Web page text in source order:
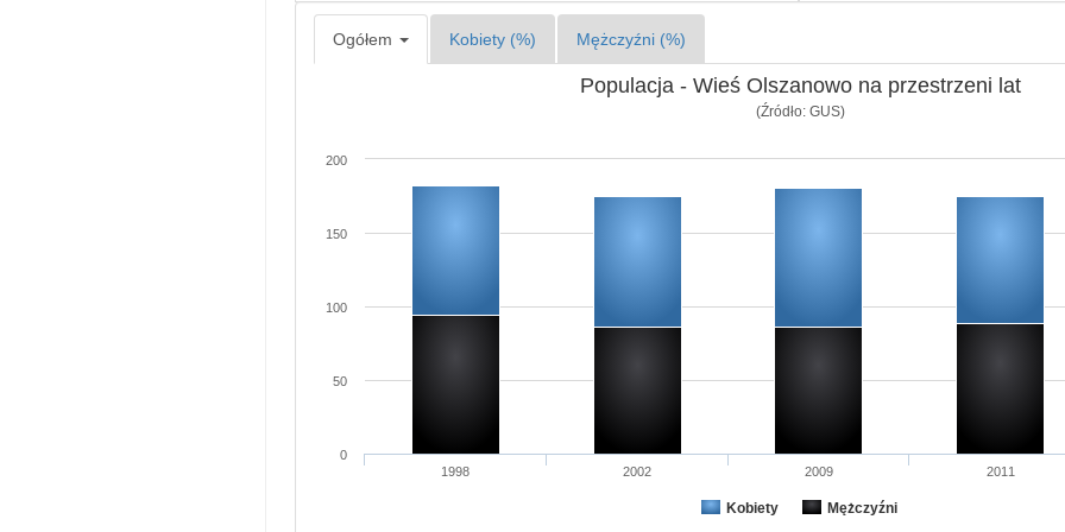
Ogółem Kobiety (%) Mężczyźni (%)
Populacja - Wieś Olszanowo na przestrzeni lat
(Źródło: GUS)
Kobiety Mężczyźni
1998 2002 2009 2011
0
50
100
150
200